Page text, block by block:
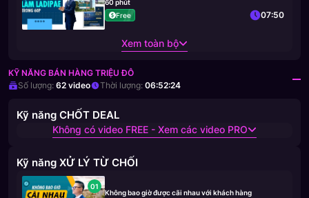
60 phút
Free
07:50
Xem toàn bộ
KỸ NĂNG BÁN HÀNG TRIỆU ĐÔ
Số lượng: 62 video Thời lượng: 06:52:24
Kỹ năng CHỐT DEAL
Không có video FREE - Xem các video PRO
Kỹ năng XỬ LÝ TỪ CHỐI
01
Không bao giờ được cãi nhau với khách hàng